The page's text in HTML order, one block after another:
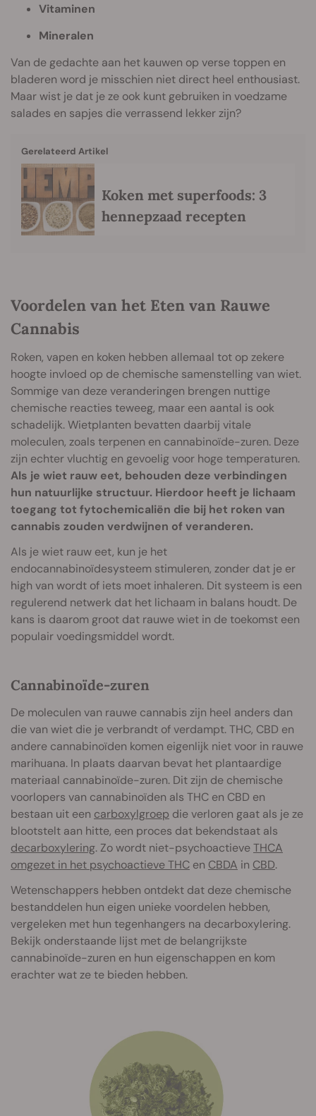
Vitaminen
Mineralen
Van de gedachte aan het kauwen op verse toppen en
bladeren word je misschien niet direct heel enthousiast.
Maar wist je dat je ze ook kunt gebruiken in voedzame
salades en sapjes die verrassend lekker zijn?
Gerelateerd Artikel
Koken met superfoods: 3
hennepzaad recepten
Voordelen van het Eten van Rauwe
Cannabis
Roken, vapen en koken hebben allemaal tot op zekere
hoogte invloed op de chemische samenstelling van wiet.
Sommige van deze veranderingen brengen nuttige
chemische reacties teweeg, maar een aantal is ook
schadelijk. Wietplanten bevatten daarbij vitale
moleculen, zoals terpenen en cannabinoïde-zuren. Deze
zijn echter vluchtig en gevoelig voor hoge temperaturen.
Als je wiet rauw eet, behouden deze verbindingen
hun natuurlijke structuur. Hierdoor heeft je lichaam
toegang tot fytochemicaliën die bij het roken van
cannabis zouden verdwijnen of veranderen.
Als je wiet rauw eet, kun je het
endocannabinoïdesysteem stimuleren, zonder dat je er
high van wordt of iets moet inhaleren. Dit systeem is een
regulerend netwerk dat het lichaam in balans houdt. De
kans is daarom groot dat rauwe wiet in de toekomst een
populair voedingsmiddel wordt.
Cannabinoïde-zuren
De moleculen van rauwe cannabis zijn heel anders dan
die van wiet die je verbrandt of verdampt. THC, CBD en
andere cannabinoïden komen eigenlijk niet voor in rauwe
marihuana. In plaats daarvan bevat het plantaardige
materiaal cannabinoïde-zuren. Dit zijn de chemische
voorlopers van cannabinoïden als THC en CBD en
bestaan uit een carboxylgroep die verloren gaat als je ze
blootstelt aan hitte, een proces dat bekendstaat als
decarboxylering. Zo wordt niet-psychoactieveTHCA
omgezet in het psychoactieve THC en CBDA in CBD.
Wetenschappers hebben ontdekt dat deze chemische
bestanddelen hun eigen unieke voordelen hebben,
vergeleken met hun tegenhangers na decarboxylering.
Bekijk onderstaande lijst met de belangrijkste
cannabinoïde-zuren en hun eigenschappen en kom
erachter wat ze te bieden hebben.